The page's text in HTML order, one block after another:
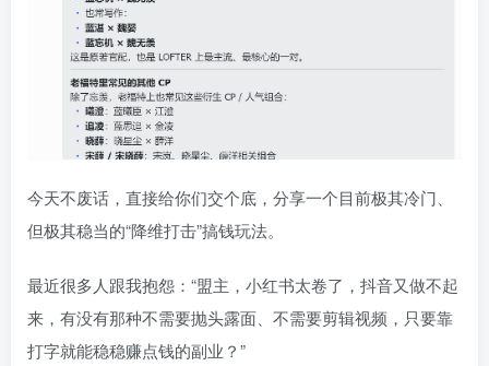
今天不废话，直接给你们交个底，分享一个目前极其冷门、
但极其稳当的“降维打击”搞钱玩法。
最近很多人跟我抱怨：“盟主，小红书太卷了，抖音又做不起
来，有没有那种不需要抛头露面、不需要剪辑视频，只要靠
打字就能稳稳赚点钱的副业？”